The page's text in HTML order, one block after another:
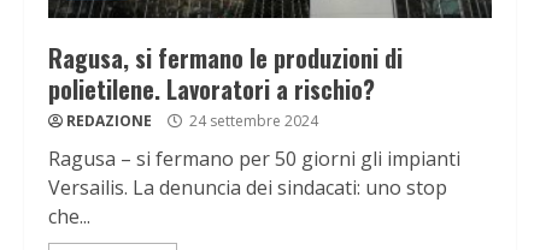
Ragusa, si fermano le produzioni di
polietilene. Lavoratori a rischio?
REDAZIONE 24 settembre 2024
Ragusa – si fermano per 50 giorni gli impianti
Versailis. La denuncia dei sindacati: uno stop
che...